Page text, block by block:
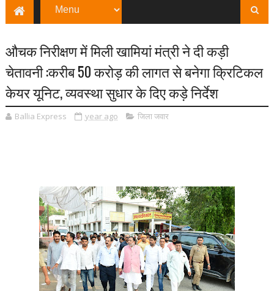
औचक निरीक्षण में मिली खामियां मंत्री ने दी कड़ी
चेतावनी :करीब 50 करोड़ की लागत से बनेगा क्रिटिकल
केयर यूनिट, व्यवस्था सुधार के दिए कड़े निर्देश
Ballia Express year ago जिला जवार